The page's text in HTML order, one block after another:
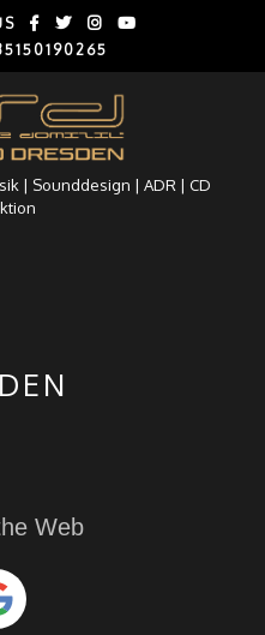
| Sounddesign | ADR | CD
Web